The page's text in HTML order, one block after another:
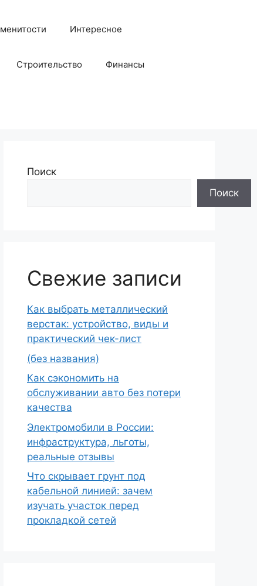
Интересное
Строительство Финансы
Поиск
Поиск
Свежие записи
Как выбрать металлический
верстак: устройство, виды и
практический чек-лист
(без названия)
Как сэкономить на
обслуживании авто без потери
качества
Электромобили в России:
инфраструктура, льготы,
реальные отзывы
Что скрывает грунт под
кабельной линией: зачем
изучать участок перед
прокладкой сетей